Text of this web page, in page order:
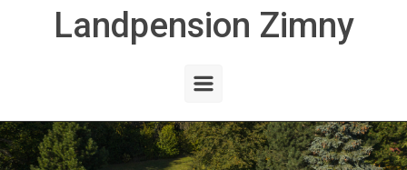
Zum Hauptinhalt springen
Landpension Zimny